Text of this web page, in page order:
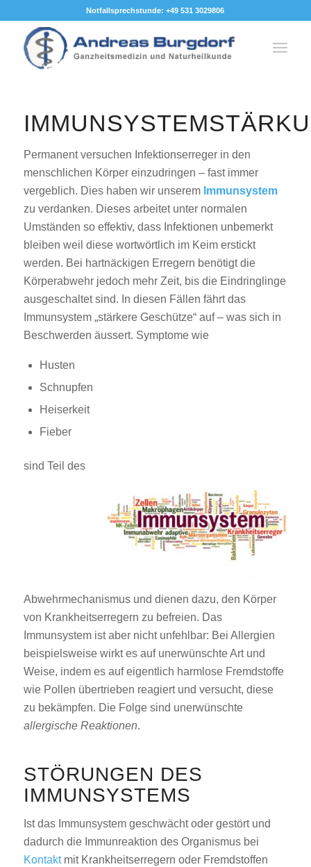
Notfallsprechstunde: +49 531 3029806
Permanent versuchen Infektionserreger in den
menschlichen Körper einzudringen – fast immer
vergeblich. Dies haben wir unserem Immunsystem
zu verdanken. Dieses arbeitet unter normalen
Umständen so effektiv, dass Infektionen unbemerkt
bleiben weil diese wortwörtlich im Keim erstickt
werden. Bei hartnäckigen Erregern benötigt die
Körperabwehr jedoch mehr Zeit, bis die Eindringlinge
ausgeschaltet sind. In diesen Fällen fährt das
Immunsystem „stärkere Geschütze“ auf – was sich in
Beschwerden äussert. Symptome wie
Husten
Schnupfen
Heiserkeit
Fieber
sind Teil des
Abwehrmechanismus und dienen dazu, den Körper
von Krankheitserregern zu befreien. Das
Immunsystem ist aber nicht unfehlbar: Bei Allergien
beispielsweise wirkt es auf unerwünschte Art und
Weise, indem es auf eigentlich harmlose Fremdstoffe
wie Pollen übertrieben reagiert und versucht, diese
zu bekämpfen. Die Folge sind unerwünschte
allergische Reaktionen.
STÖRUNGEN DES
IMMUNSYSTEMS
Ist das Immunsystem geschwächt oder gestört und
dadurch die Immunreaktion des Organismus bei
Kontakt mit Krankheitserregern oder Fremdstoffen